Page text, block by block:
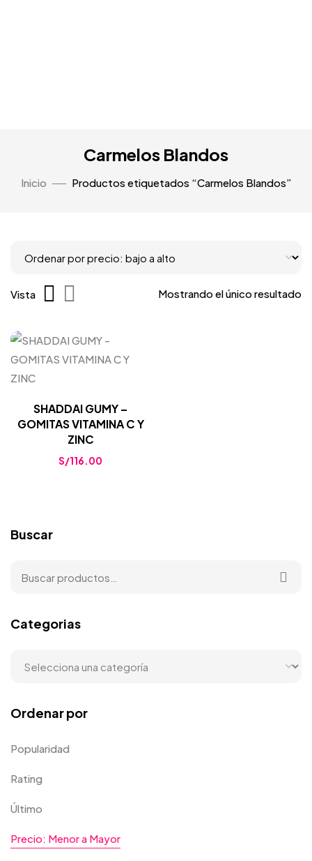
Carmelos Blandos
Inicio Productos etiquetados “Carmelos Blandos”
Mostrando el único resultado
Vista
SHADDAI GUMY –
GOMITAS VITAMINA C Y
ZINC
S/116.00
Buscar
Categorias
Ordenar por
Popularidad
Rating
Último
Precio: Menor a Mayor